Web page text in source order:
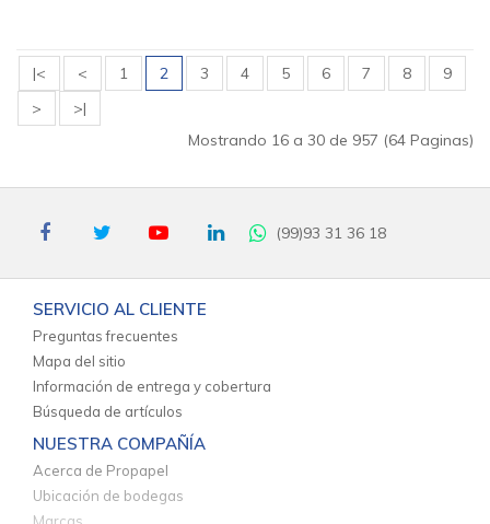
|< < 1 2 3 4 5 6 7 8
9
>
>|
Mostrando 16 a 30 de 957 (64 Paginas)
(99)93 31 36 18
SERVICIO AL CLIENTE
Preguntas frecuentes
Mapa del sitio
Información de entrega y cobertura
Búsqueda de artículos
NUESTRA COMPAÑÍA
Acerca de Propapel
Ubicación de bodegas